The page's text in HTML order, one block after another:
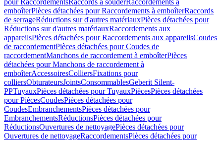
pour RaccordementsRaccords à souderRaccordements à
emboîterPièces détachées pour Raccordements à emboîterRaccords
de serrageRéductions sur d'autres matériauxPièces détachées pour
Réductions sur d'autres matériauxRaccordements aux
appareilsPièces détachées pour Raccordements aux appareilsCoudes
de raccordementPièces détachées pour Coudes de
raccordementManchons de raccordement à emboîterPièces
détachées pour Manchons de raccordement à
emboîterAccessoiresColliersFixations pour
colliersObturateursJointsConsommablesGeberit Silent-
PPTuyauxPièces détachées pour TuyauxPiècesPièces détachées
pour PiècesCoudesPièces détachées pour
CoudesEmbranchementsPièces détachées pour
EmbranchementsRéductionsPièces détachées pour
RéductionsOuvertures de nettoyagePièces détachées pour
Ouvertures de nettoyageRaccordementsPièces détachées pour